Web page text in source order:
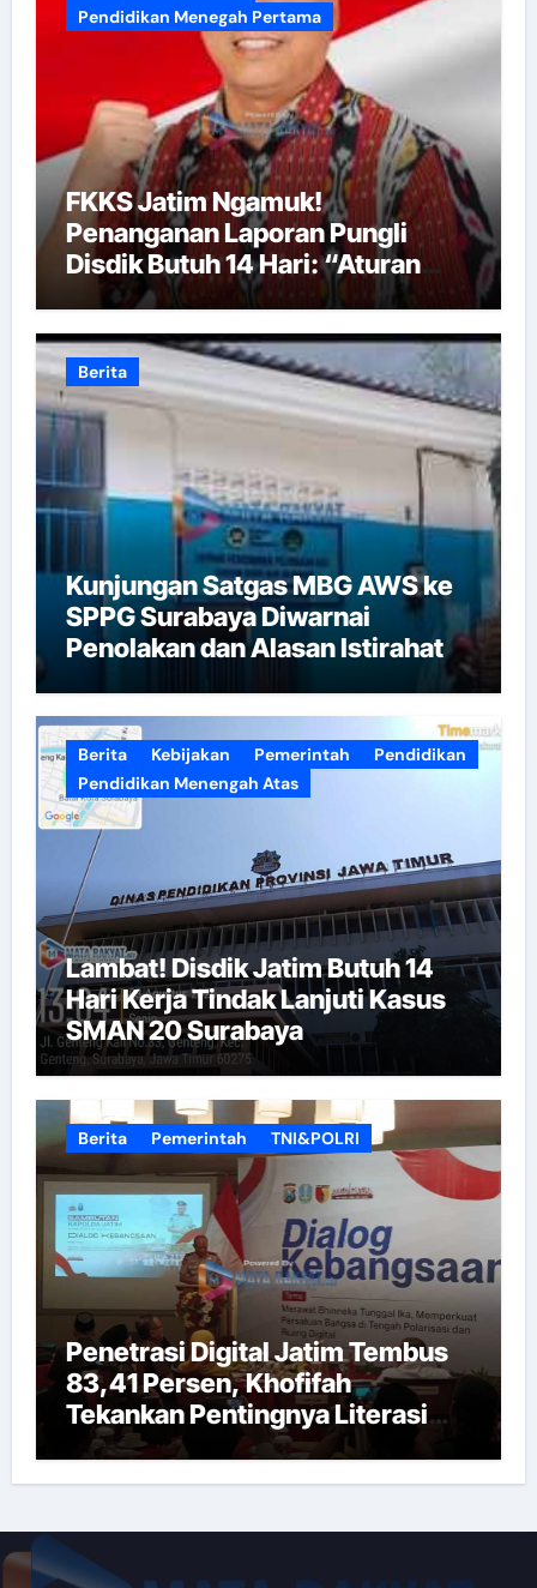
Pendidikan Menegah Pertama
FKKS Jatim Ngamuk!
Penanganan Laporan Pungli
Disdik Butuh 14 Hari: “Aturan
dari Mana?”
Berita
Kunjungan Satgas MBG AWS ke
SPPG Surabaya Diwarnai
Penolakan dan Alasan Istirahat
Berita Kebijakan Pemerintah
Pendidikan
Pendidikan Menengah Atas
Lambat! Disdik Jatim Butuh 14
Hari Kerja Tindak Lanjuti Kasus
SMAN 20 Surabaya
Berita Pemerintah TNI&POLRI
Penetrasi Digital Jatim Tembus
83,41 Persen, Khofifah
Tekankan Pentingnya Literasi
Informasi